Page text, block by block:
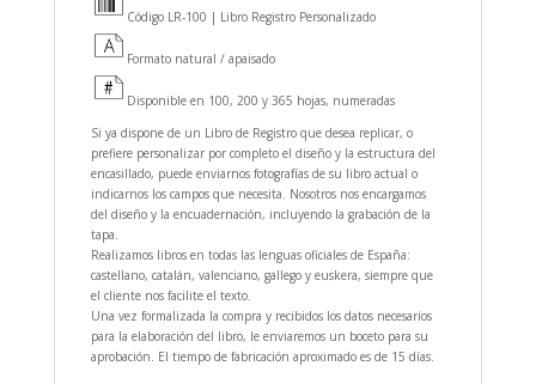
Código LR-100 | Libro Registro Personalizado
Formato natural / apaisado
Disponible en 100, 200 y 365 hojas, numeradas
Si ya dispone de un Libro de Registro que desea replicar, o
prefiere personalizar por completo el diseño y la estructura del
encasillado, puede enviarnos fotografías de su libro actual o
indicarnos los campos que necesita. Nosotros nos encargamos
del diseño y la encuadernación, incluyendo la grabación de la
tapa.
Realizamos libros en todas las lenguas oficiales de España:
castellano, catalán, valenciano, gallego y euskera, siempre que
el cliente nos facilite el texto.
Una vez formalizada la compra y recibidos los datos necesarios
para la elaboración del libro, le enviaremos un boceto para su
aprobación. El tiempo de fabricación aproximado es de 15 días.